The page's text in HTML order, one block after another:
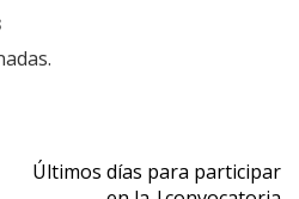
Últimos días para participar